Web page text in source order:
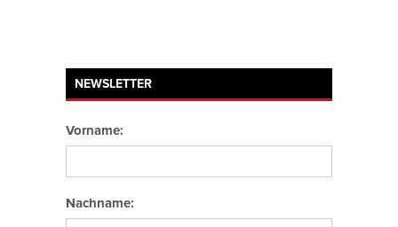
NEWSLETTER
Vorname:
Nachname: